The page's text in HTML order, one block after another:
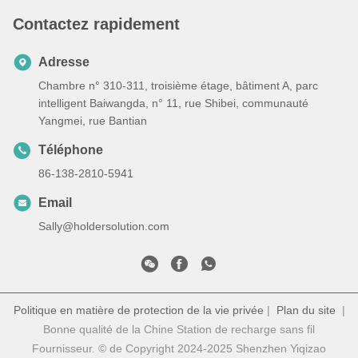
Contactez rapidement
Adresse
Chambre n° 310-311, troisième étage, bâtiment A, parc
intelligent Baiwangda, n° 11, rue Shibei, communauté
Yangmei, rue Bantian
Téléphone
86-138-2810-5941
Email
Sally@holdersolution.com
Politique en matière de protection de la vie privée | Plan du site |
Bonne qualité de la Chine Station de recharge sans fil
Fournisseur. © de Copyright 2024-2025 Shenzhen Yiqizao